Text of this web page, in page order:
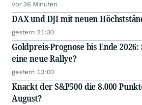
vor 36 Minuten
DAX und DJI mit neuen
gestern 21:30
Goldpreis-Prognose bis Ende
eine neue Rallye?
gestern 13:00
Knackt der S&P500 die 8.000
August?